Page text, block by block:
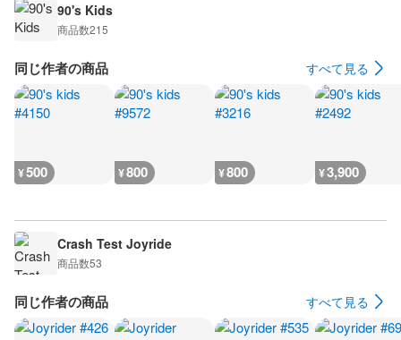
90's Kids
商品数215
同じ作者の商品 すべて見る
¥500 ¥800 ¥800 ¥3,900
Crash Test Joyride
商品数53
同じ作者の商品 すべて見る